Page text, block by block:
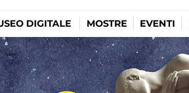
DIGITALE MOSTRE EVENTI